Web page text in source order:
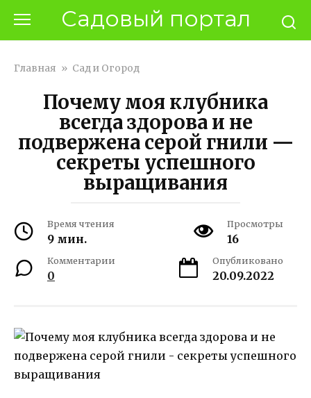
контенту
Садовый портал
Главная » Сад и Огород
Почему моя клубника
всегда здорова и не
подвержена серой гнили —
секреты успешного
выращивания
Время чтения
9 мин.
Просмотры
16
Комментарии
0
Опубликовано
20.09.2022